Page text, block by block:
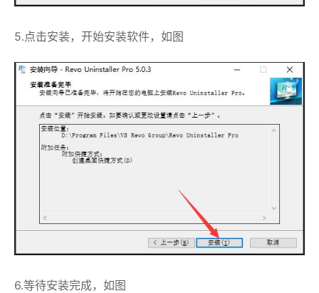
5.点击安装，开始安装软件，如图
6.等待安装完成，如图